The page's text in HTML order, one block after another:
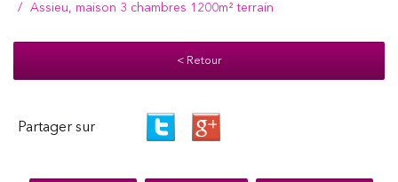
Assieu, maison 3 chambres 1200m² terrain
< Retour
Partager sur